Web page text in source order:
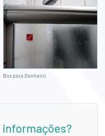
Box para Banheiro